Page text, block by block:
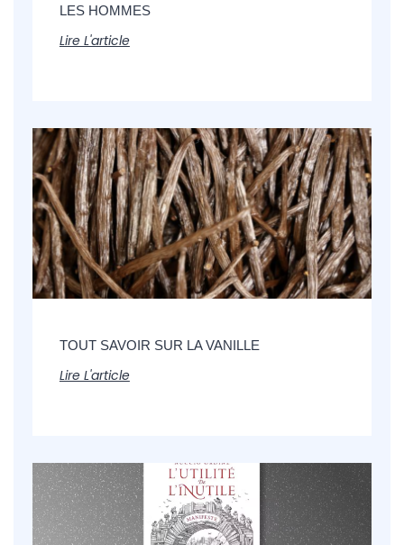
LES HOMMES
Lire L'article
TOUT SAVOIR SUR LA VANILLE
Lire L'article